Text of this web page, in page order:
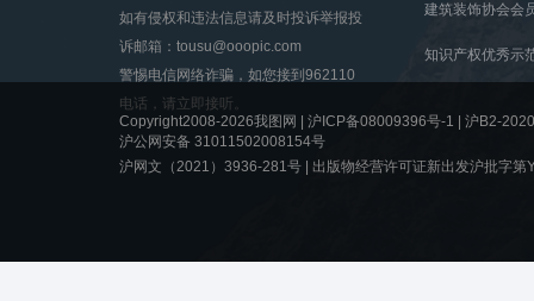
如有侵权和违法信息请及时投诉举报投
诉邮箱：tousu@ooopic.com
警惕电信网络诈骗，如您接到962110
电话，请立即接听。
建筑装饰协会会
知识产权优秀示
Copyright2008-2026我图网 | 沪ICP备08009396号-1
沪B2-
沪公网安备 31011502008154号
沪网文（2021）3936-281号 | 出版物经营许可证新出发沪批字第